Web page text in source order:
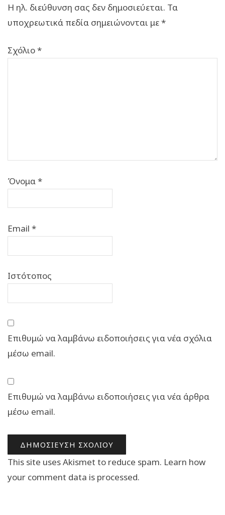
Η ηλ. διεύθυνση σας δεν δημοσιεύεται. Τα
υποχρεωτικά πεδία σημειώνονται με*
Σχόλιο*
Όνομα*
Email *
Ιστότοπος
Επιθυμώ να λαμβάνω ειδοποιήσεις για νέα σχόλια
μέσω email.
Επιθυμώ να λαμβάνω ειδοποιήσεις για νέα άρθρα
μέσω email.
This site uses Akismet to reduce spam. Learn how
your comment data is processed.